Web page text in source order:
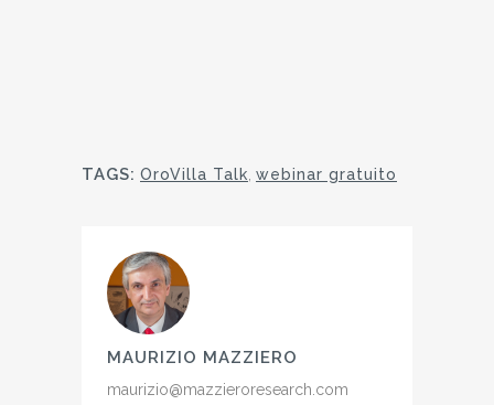
TAGS: OroVilla Talk, webinar gratuito
MAURIZIO MAZZIERO
maurizio@mazzieroresearch.com